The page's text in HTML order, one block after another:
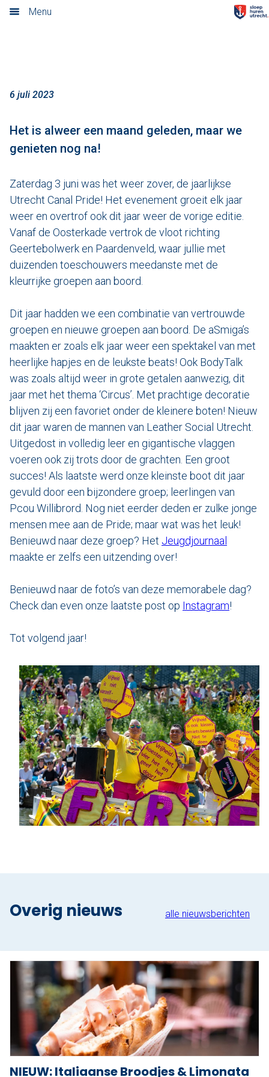
Menu
Tarieven
Rondvaart met schipper
Opstaplocaties
Zelf varen in elektrosloep
Cateringmenu
Arrangementen
Varen & Borrel
Varen & Lunch
Varen & BBQ
Varen door Utrecht
Onze sloepen
Contact
Werken bij Sloep Huren Utrecht
Nu aanvragen
2023!
6 juli 2023
Het is alweer een maand geleden, maar we
genieten nog na!
Zaterdag 3 juni was het weer zover, de jaarlijkse
Utrecht Canal Pride! Het evenement groeit elk jaar
weer en overtrof ook dit jaar weer de vorige editie.
Vanaf de Oosterkade vertrok de vloot richting
Geertebolwerk en Paardenveld, waar jullie met
duizenden toeschouwers meedanste met de
kleurrijke groepen aan boord.
Dit jaar hadden we een combinatie van vertrouwde
groepen en nieuwe groepen aan boord. De aSmiga’s
maakten er zoals elk jaar weer een spektakel van met
heerlijke hapjes en de leukste beats! Ook BodyTalk
was zoals altijd weer in grote getalen aanwezig, dit
jaar met het thema ‘Circus’. Met prachtige decoratie
blijven zij een favoriet onder de kleinere boten! Nieuw
dit jaar waren de mannen van Leather Social Utrecht.
Uitgedost in volledig leer en gigantische vlaggen
voeren ook zij trots door de grachten. Een groot
succes! Als laatste werd onze kleinste boot dit jaar
gevuld door een bijzondere groep; leerlingen van
Pcou Willibrord. Nog niet eerder deden er zulke jonge
mensen mee aan de Pride; maar wat was het leuk!
Benieuwd naar deze groep? Het Jeugdjournaal
maakte er zelfs een uitzending over!
Benieuwd naar de foto’s van deze memorabele dag?
Check dan even onze laatste post op Instagram!
Tot volgend jaar!
Overig nieuws alle nieuwsberichten
NIEUW: Italiaanse Broodjes & Limonata